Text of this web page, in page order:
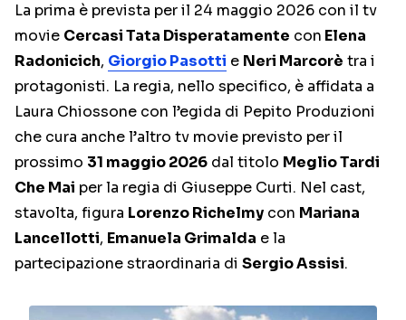
La prima è prevista per il 24 maggio 2026 con il tv
movie Cercasi Tata Disperatamente con Elena
Radonicich, Giorgio Pasotti e Neri Marcorè tra i
protagonisti. La regia, nello specifico, è affidata a
Laura Chiossone con l’egida di Pepito Produzioni
che cura anche l’altro tv movie previsto per il
prossimo 31 maggio 2026 dal titolo Meglio Tardi
Che Mai per la regia di Giuseppe Curti. Nel cast,
stavolta, figura Lorenzo Richelmy con Mariana
Lancellotti, Emanuela Grimalda e la
partecipazione straordinaria di Sergio Assisi.